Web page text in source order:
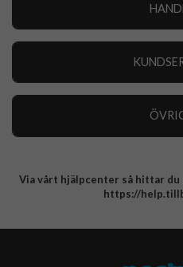
Integritetspolicy
Via vårt hjälpcenter så hittar du
https://